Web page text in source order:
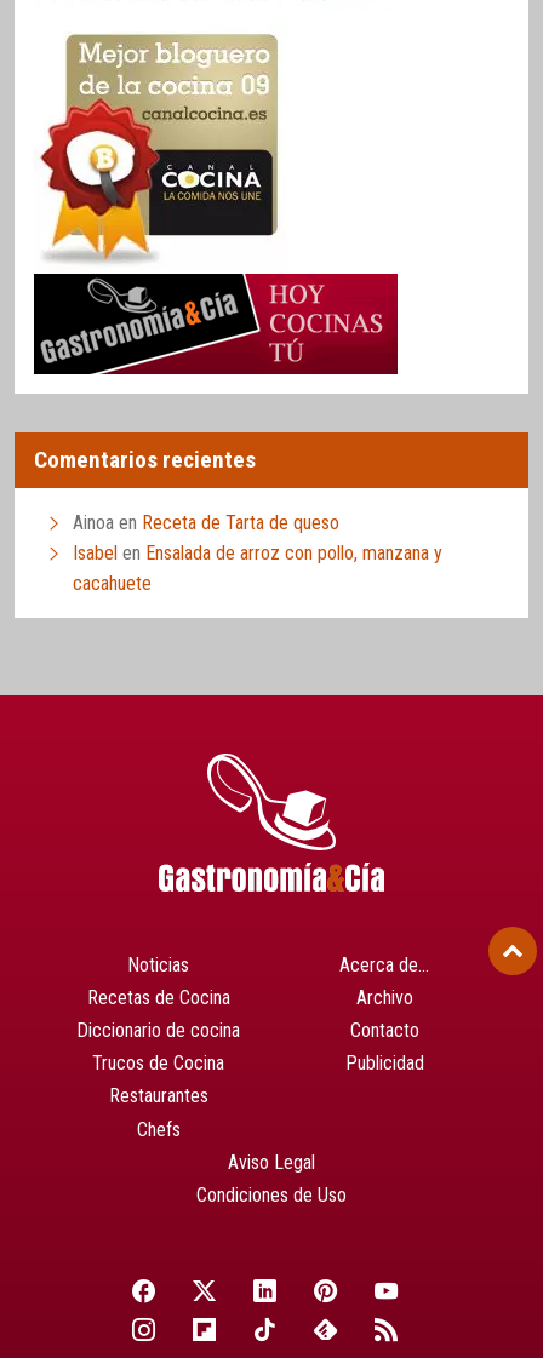
Comentarios recientes
Ainoa en Receta de Tarta de queso
Isabel en Ensalada de arroz con pollo, manzana y
cacahuete
Noticias
Recetas de Cocina
Diccionario de cocina
Trucos de Cocina
Restaurantes
Chefs
Acerca de…
Archivo
Contacto
Publicidad
Aviso Legal
Condiciones de Uso